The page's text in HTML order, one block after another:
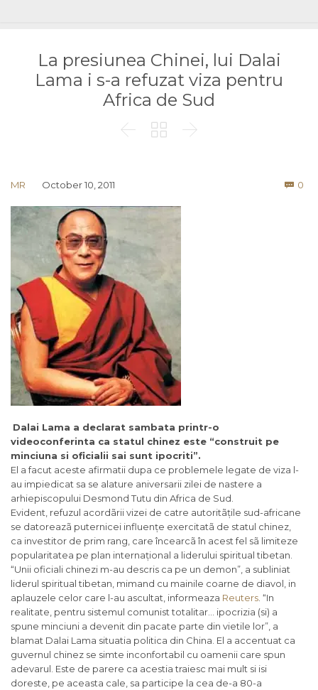
La presiunea Chinei, lui Dalai
Lama i s-a refuzat viza pentru
Africa de Sud
  
MR October 10, 2011  0
Dalai Lama a declarat sambata printr-o
videoconferinta ca statul chinez este “construit pe
minciuna si oficialii sai sunt ipocriti”.
El a facut aceste afirmatii dupa ce problemele legate de viza l-
au impiedicat sa se alature aniversarii zilei de nastere a
arhiepiscopului Desmond Tutu din Africa de Sud.
Evident, refuzul acordãrii vizei de catre autoritãțile sud-africane
se datoreazã puternicei influențe exercitatã de statul chinez,
ca investitor de prim rang, care încearcã în acest fel sã limiteze
popularitatea pe plan internațional a liderului spiritual tibetan.
“Unii oficiali chinezi m-au descris ca pe un demon”, a subliniat
liderul spiritual tibetan, mimand cu mainile coarne de diavol, in
aplauzele celor care l-au ascultat, informeaza Reuters . “In
realitate, pentru sistemul comunist totalitar… ipocrizia (si) a
spune minciuni a devenit din pacate parte din vietile lor”, a
blamat Dalai Lama situatia politica din China. El a accentuat ca
guvernul chinez se simte inconfortabil cu oamenii care spun
adevarul. Este de parere ca acestia traiesc mai mult si isi
doreste, pe aceasta cale, sa participe la cea de-a 80-a